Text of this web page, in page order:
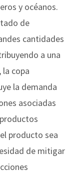
y océanos.
de
cantidades
a una
la copa
la demanda
asociadas
producto sea
de mitigar